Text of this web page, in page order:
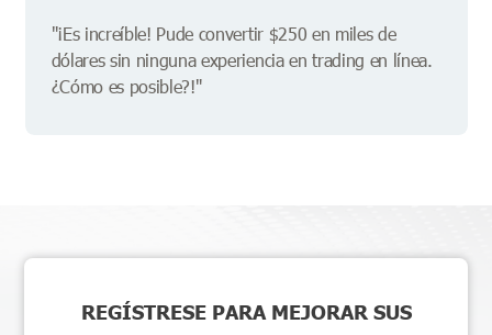
"¡Es increíble! Pude convertir $250 en miles de
dólares sin ninguna experiencia en trading en línea.
¿Cómo es posible?!"
REGÍSTRESE PARA MEJORAR SUS